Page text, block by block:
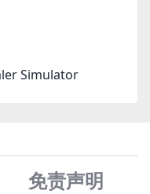
Simulator
免责声明